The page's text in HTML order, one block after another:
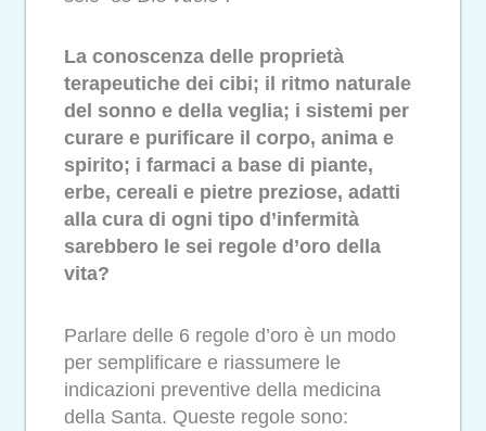
La conoscenza delle proprietà
terapeutiche dei cibi; il ritmo naturale
del sonno e della veglia; i sistemi per
curare e purificare il corpo, anima e
spirito; i farmaci a base di piante,
erbe, cereali e pietre preziose, adatti
alla cura di ogni tipo d’infermità
sarebbero le sei regole d’oro della
vita?
Parlare delle 6 regole d’oro è un modo
per semplificare e riassumere le
indicazioni preventive della medicina
della Santa. Queste regole sono: